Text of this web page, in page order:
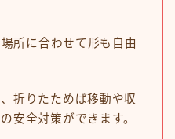
所に合わせて形も自由
折りたためば移動や収
安全対策ができます。